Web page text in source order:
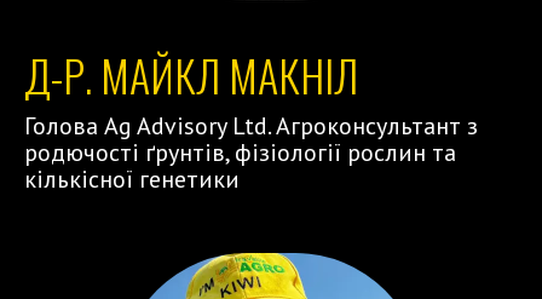
Д-Р. МАЙКЛ МАКНІЛ
Голова Ag Advisory Ltd. Агроконсультант з
родючості ґрунтів, фізіології рослин та
кількісної генетики